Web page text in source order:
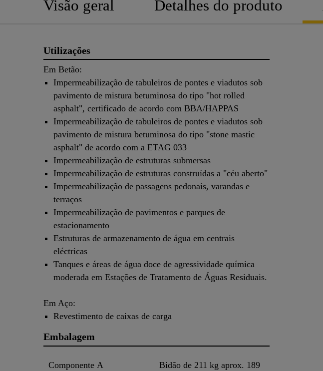
Visão geral Detalhes do produto
Utilizações
Em Betão:
Impermeabilização de tabuleiros de pontes e viadutos sob
pavimento de mistura betuminosa do tipo "hot rolled
asphalt", certificado de acordo com BBA/HAPPAS
Impermeabilização de tabuleiros de pontes e viadutos sob
pavimento de mistura betuminosa do tipo "stone mastic
asphalt" de acordo com a ETAG 033
Impermeabilização de estruturas submersas
Impermeabilização de estruturas construídas a "céu aberto"
Impermeabilização de passagens pedonais, varandas e
terraços
Impermeabilização de pavimentos e parques de
estacionamento
Estruturas de armazenamento de água em centrais
eléctricas
Tanques e áreas de água doce de agressividade química
moderada em Estações de Tratamento de Águas Residuais.
Em Aço:
Revestimento de caixas de carga
Embalagem
Componente A
Bidão de 211 kg aprox. 189